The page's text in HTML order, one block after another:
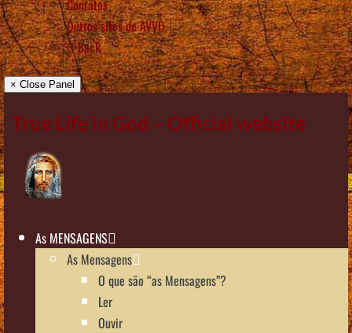
Contatos
Outros sítes de AVVD
Back
× Close Panel
True Life in God – Official website
As MENSAGENS
As Mensagens
O que são “as Mensagens”?
Ler
Ouvir